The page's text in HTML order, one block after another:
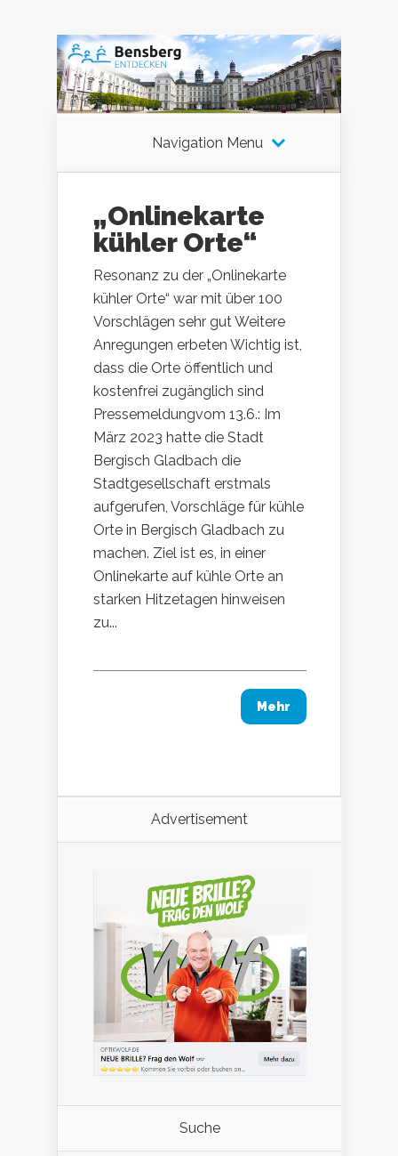
Navigation Menu
„Onlinekarte
kühler Orte“
Resonanz zu der „Onlinekarte
kühler Orte“ war mit über 100
Vorschlägen sehr gut Weitere
Anregungen erbeten Wichtig ist,
dass die Orte öffentlich und
kostenfrei zugänglich sind
Pressemeldungvom 13.6.: Im
März 2023 hatte die Stadt
Bergisch Gladbach die
Stadtgesellschaft erstmals
aufgerufen, Vorschläge für kühle
Orte in Bergisch Gladbach zu
machen. Ziel ist es, in einer
Onlinekarte auf kühle Orte an
starken Hitzetagen hinweisen
zu...
Mehr
Advertisement
Suche